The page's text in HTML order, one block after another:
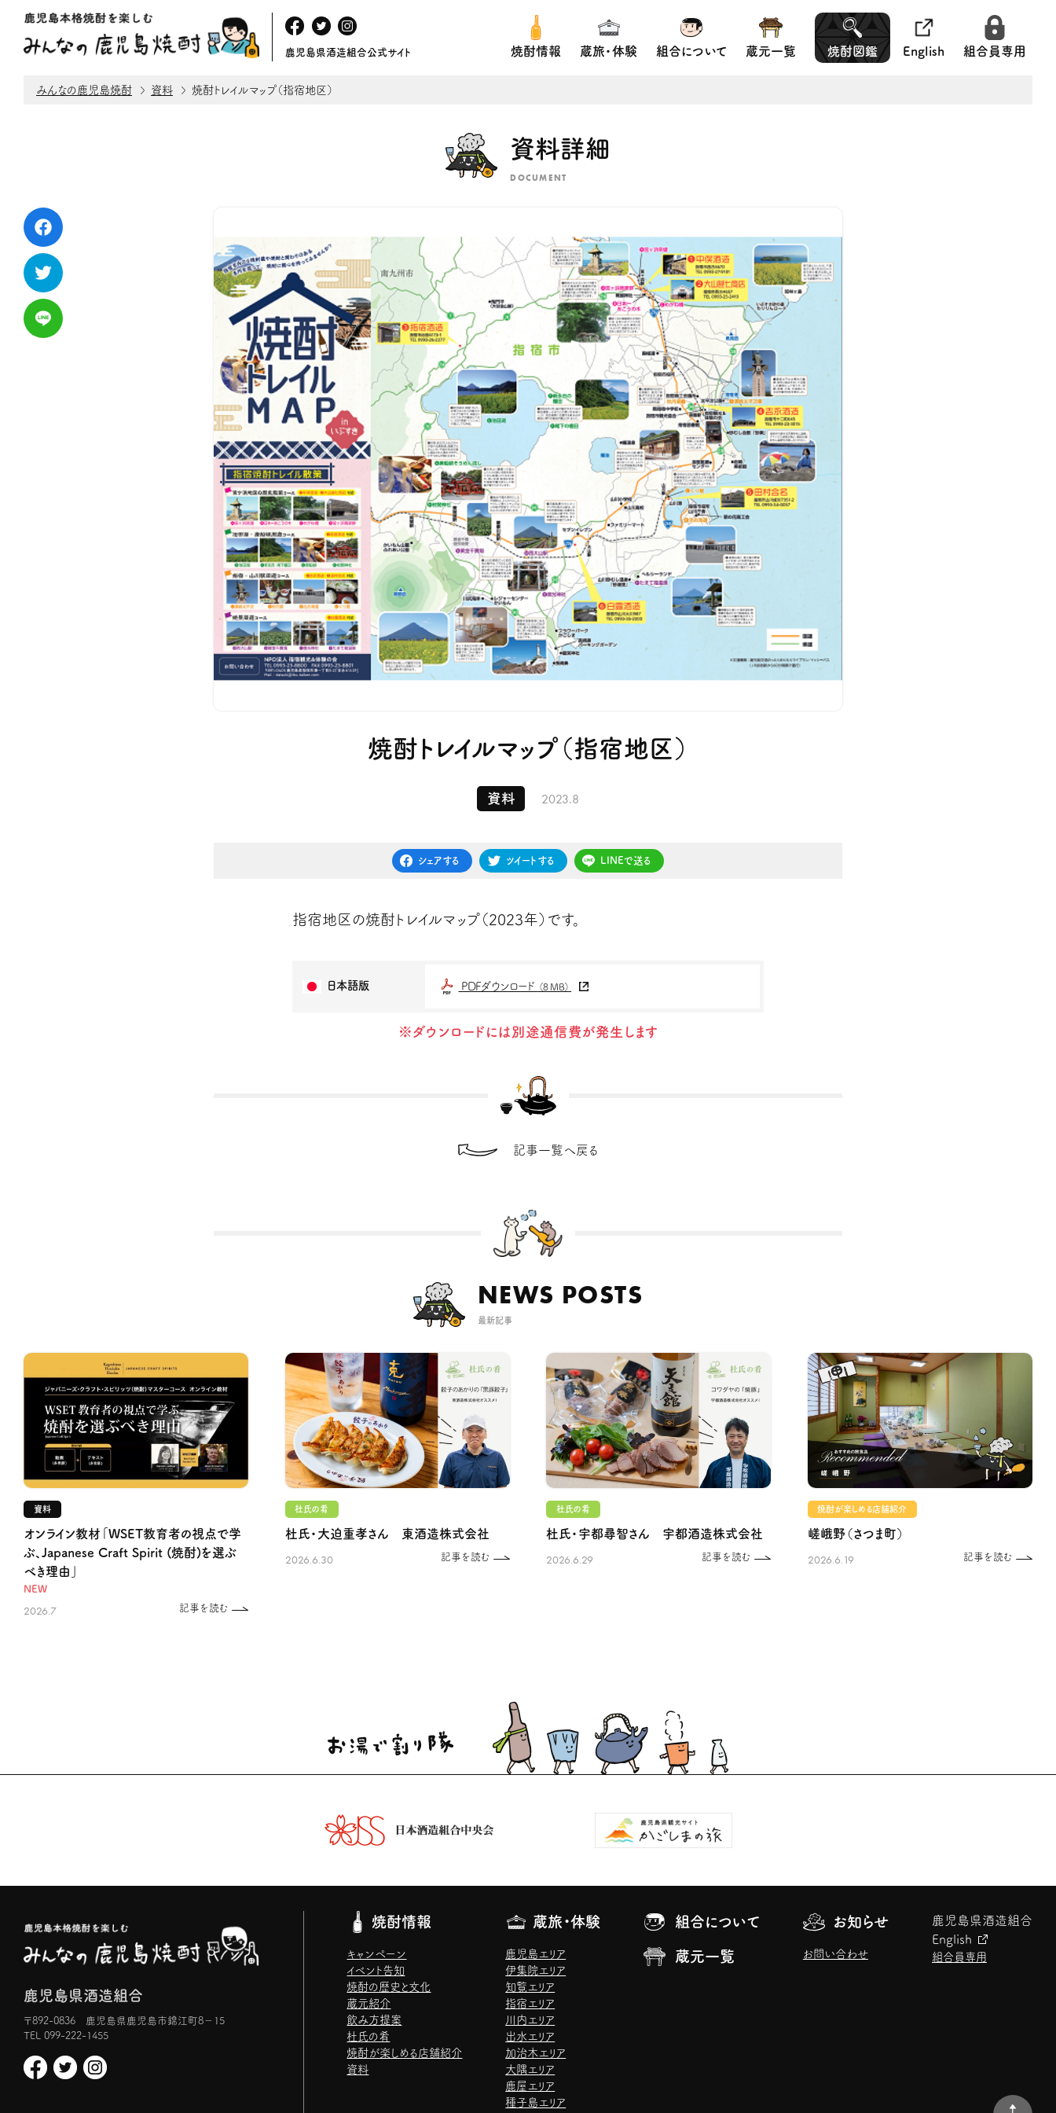
鹿児島県酒造組合公式サイト 焼酎情報 蔵旅・体験 組合について 蔵元一覧 焼酎図鑑 English 組合員専用
みんなの鹿児島焼酎 資料 焼酎トレイルマップ（指宿地区）
資料詳細
DOCUMENT
焼酎トレイルマップ（指宿地区）
資料 2023.8
シェアする ツイートする LINEで送る
指宿地区の焼酎トレイルマップ（2023年）です。
日本語版 PDFダウンロード （8 MB）
※ダウンロードには別途通信費が発生します
記事一覧へ戻る
NEWS POSTS
最新記事
資料
オンライン教材「WSET教育者の視点で学
ぶ、Japanese Craft Spirit (焼酎)を選ぶ
べき理由」
NEW
2026.7 記事を読む
杜氏の肴
杜氏・大迫重孝さん 東酒造株式会社
2026.6.30 記事を読む
杜氏の肴
杜氏・宇都尋智さん 宇都酒造株式会社
2026.6.29 記事を読む
焼酎が楽しめる店舗紹介
嵯峨野（さつま町）
2026.6.19 記事を読む
鹿児島県酒造組合
〒892-0836 鹿児島県鹿児島市錦江町8−15
TEL 099-222-1455
焼酎情報
キャンペーン
イベント告知
焼酎の歴史と文化
蔵元紹介
飲み方提案
杜氏の肴
焼酎が楽しめる店舗紹介
資料
蔵旅・体験
鹿児島エリア
伊集院エリア
知覧エリア
指宿エリア
川内エリア
出水エリア
加治木エリア
大隅エリア
鹿屋エリア
種子島エリア
組合について
蔵元一覧
お知らせ
お問い合わせ
鹿児島県酒造組合
English
組合員専用